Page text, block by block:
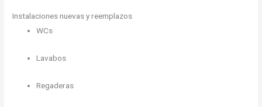
Instalaciones nuevas y reemplazos
WCs
Lavabos
Regaderas